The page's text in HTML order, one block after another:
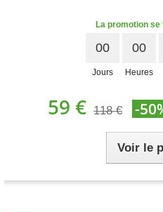
La promotion
00
Jours
00
Heures
59 € 118 € -
Voir le